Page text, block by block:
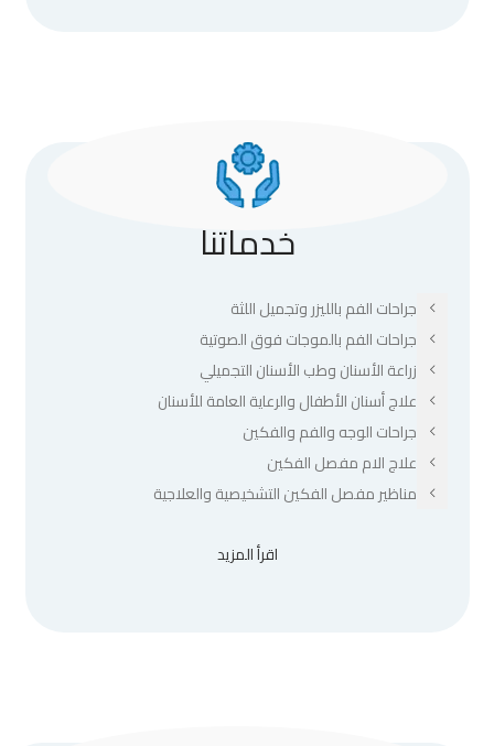
خدماتنا
جراحات الفم بالليزر وتجميل اللثة
جراحات الفم بالموجات فوق الصوتية
زراعة الأسنان وطب الأسنان التجميلي
علاج أسنان الأطفال والرعاية العامة للأسنان
جراحات الوجه والفم والفكين
علاج الام مفصل الفكين
مناظير مفصل الفكين التشخيصية والعلاجية
اقرأ المزيد